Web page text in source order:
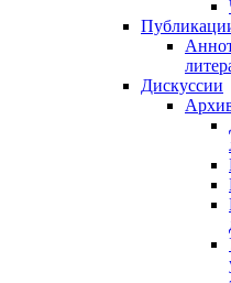
Дискуссии